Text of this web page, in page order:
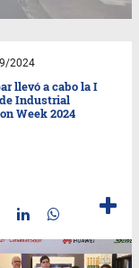
2024
llevó a cabo la I
Industrial
Week 2024